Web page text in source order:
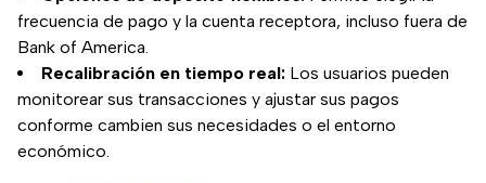
frecuencia de pago y la cuenta receptora, incluso fuera de
Bank of America.
Recalibración en tiempo real: Los usuarios pueden
monitorear sus transacciones y ajustar sus pagos
conforme cambien sus necesidades o el entorno
económico.